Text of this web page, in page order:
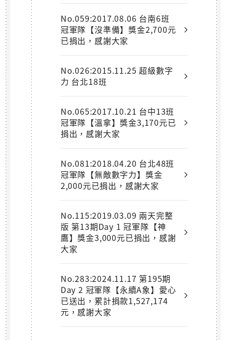
No.059:2017.08.06 台南6班
冠軍隊【沒準備】獎金2,700元
已捐出，感謝大家
No.026:2015.11.25 超級數字
力 台北18班
No.065:2017.10.21 台中13班
冠軍隊【溫拿】獎金3,170元已
捐出，感謝大家
No.081:2018.04.20 台北48班
冠軍隊【無敵數字力】獎金
2,000元已捐出，感謝大家
No.115:2019.03.09 兩天完整
版 第13期Day 1 冠軍隊【神
鷹】獎金3,000元已捐出，感謝
大家
No.283:2024.11.17 第195期
Day 2 冠軍隊【永續A象】愛心
已送出，累計捐款1,527,174
元，感謝大家